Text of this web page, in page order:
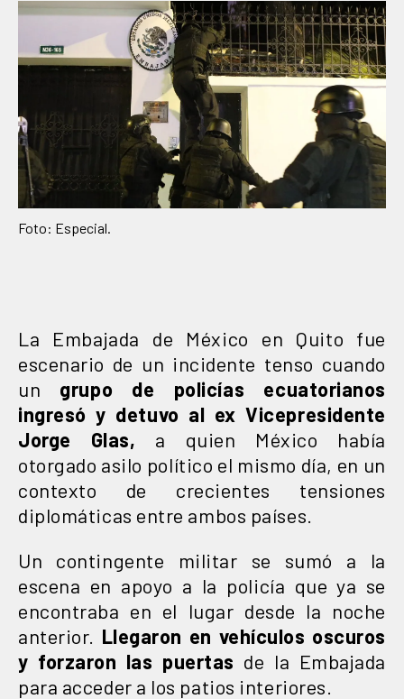
Foto: Especial.
La Embajada de México en Quito fue
escenario de un incidente tenso cuando
un grupo de policías ecuatorianos
ingresó y detuvo al ex Vicepresidente
Jorge Glas, a quien México había
otorgado asilo político el mismo día, en un
contexto de crecientes tensiones
diplomáticas entre ambos países.
Un contingente militar se sumó a la
escena en apoyo a la policía que ya se
encontraba en el lugar desde la noche
anterior. Llegaron en vehículos oscuros
y forzaron las puertas de la Embajada
para acceder a los patios interiores.